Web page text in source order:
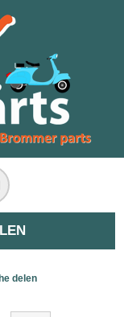
delen